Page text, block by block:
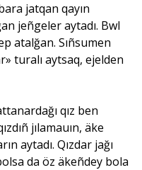
jatqan qayın
jeñgeler aytadı. Bwl
atalğan. Sıñsumen
turalı aytsaq, ejelden
qız ben
jılamauın, äke
aytadı. Qızdar jağı
da öz äkeñdey bola